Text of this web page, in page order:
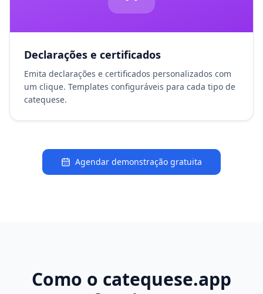
Declarações e certificados
Emita declarações e certificados personalizados com
um clique. Templates configuráveis para cada tipo de
catequese.
Agendar demonstração gratuita
Como o catequese.app